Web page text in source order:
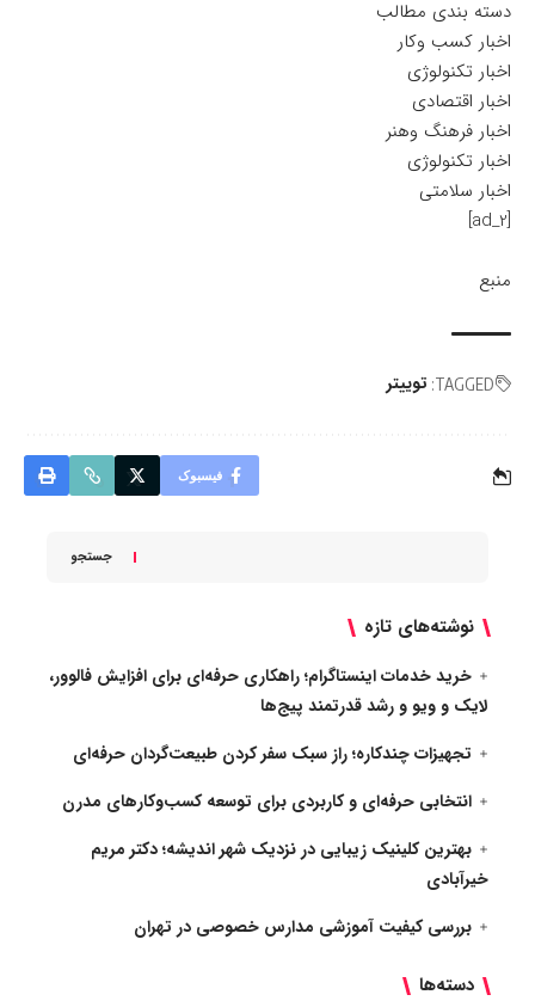
دسته بندی مطالب
اخبار کسب وکار
اخبار تکنولوژی
اخبار اقتصادی
اخبار فرهنگ وهنر
اخبار تکنولوژی
اخبار سلامتی
[ad_2]
منبع
TAGGED: توییتر
فیسبوک
جستجو
نوشته‌های تازه
خرید خدمات اینستاگرام؛ راهکاری حرفه‌ای برای افزایش فالوور،
لایک و ویو و رشد قدرتمند پیج‌ها
تجهیزات چندکاره؛ راز سبک سفر کردن طبیعت‌گردان حرفه‌ای
انتخابی حرفه‌ای و کاربردی برای توسعه کسب‌وکارهای مدرن
بهترین کلینیک زیبایی در نزدیک شهر اندیشه؛ دکتر مریم
خیرآبادی
بررسی کیفیت آموزشی مدارس خصوصی در تهران
دسته‌ها